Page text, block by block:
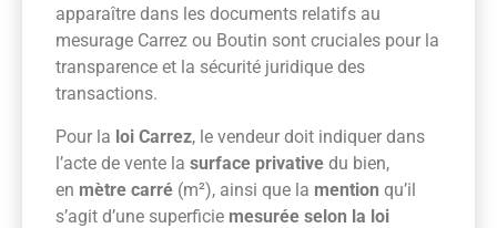
apparaître dans les documents relatifs au
mesurage Carrez ou Boutin sont cruciales pour la
transparence et la sécurité juridique des
transactions.
Pour la loi Carrez, le vendeur doit indiquer dans
l’acte de vente la surface privative du bien,
en mètre carré (m²), ainsi que la mention qu’il
s’agit d’une superficie mesurée selon la loi